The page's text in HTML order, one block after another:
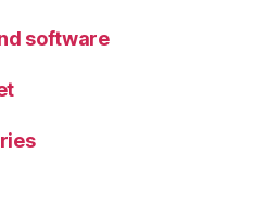
software